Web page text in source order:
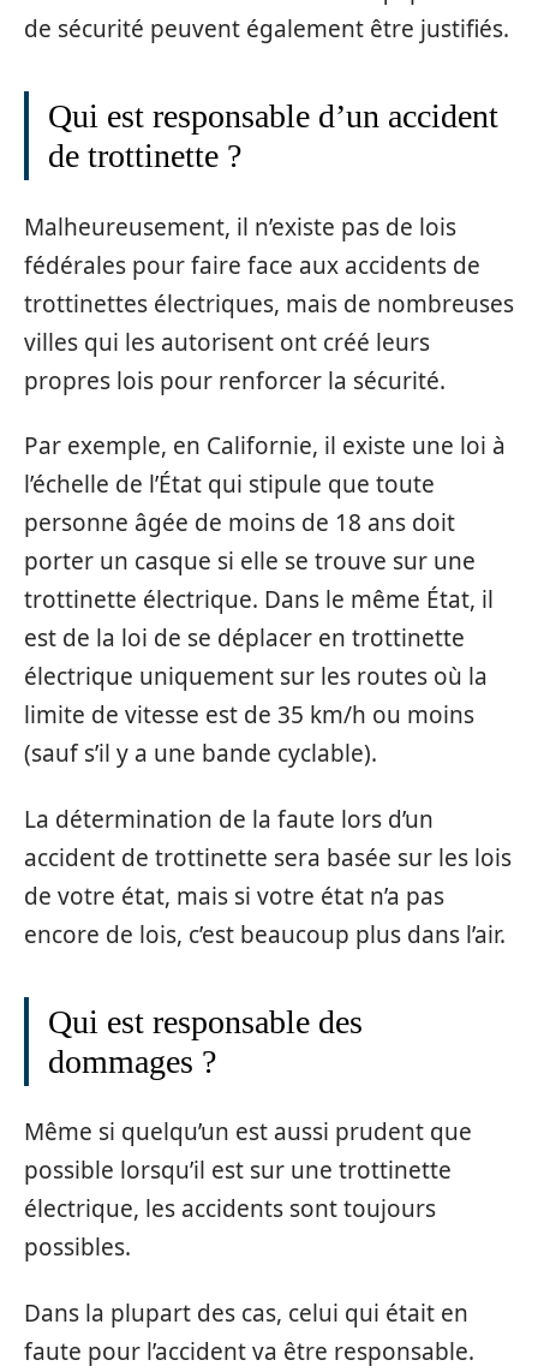
de sécurité peuvent également être justifiés.
Qui est responsable d’un accident
de trottinette ?
Malheureusement, il n’existe pas de lois
fédérales pour faire face aux accidents de
trottinettes électriques, mais de nombreuses
villes qui les autorisent ont créé leurs
propres lois pour renforcer la sécurité.
Par exemple, en Californie, il existe une loi à
l’échelle de l’État qui stipule que toute
personne âgée de moins de 18 ans doit
porter un casque si elle se trouve sur une
trottinette électrique. Dans le même État, il
est de la loi de se déplacer en trottinette
électrique uniquement sur les routes où la
limite de vitesse est de 35 km/h ou moins
(sauf s’il y a une bande cyclable).
La détermination de la faute lors d’un
accident de trottinette sera basée sur les lois
de votre état, mais si votre état n’a pas
encore de lois, c’est beaucoup plus dans l’air.
Qui est responsable des
dommages ?
Même si quelqu’un est aussi prudent que
possible lorsqu’il est sur une trottinette
électrique, les accidents sont toujours
possibles.
Dans la plupart des cas, celui qui était en
faute pour l’accident va être responsable.